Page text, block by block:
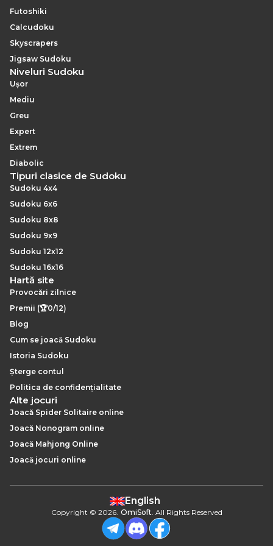
care nicio tehnică bazată pe unități nu le poate aborda.
Futoshiki
Calcudoku
Skyscrapers
Jigsaw Sudoku
Niveluri Sudoku
Ușor
Mediu
Greu
Expert
Extrem
Diabolic
Tipuri clasice de Sudoku
Sudoku 4x4
Sudoku 6x6
Sudoku 8x8
Sudoku 9x9
Sudoku 12x12
Sudoku 16x16
Hartă site
Provocări zilnice
Premii (🏆0/12)
Blog
Cum se joacă Sudoku
Istoria Sudoku
Șterge contul
Politica de confidențialitate
Alte jocuri
Joacă Spider Solitaire online
Joacă Nonogram online
Joacă Mahjong Online
Joacă jocuri online
English
Copyright © 2026. OmiSoft. All Rights Reserved